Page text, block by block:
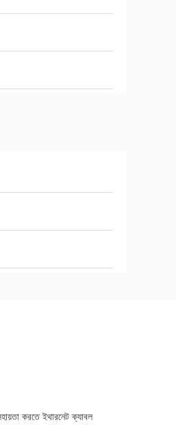
করতে ইথারনেট ক্যাবল